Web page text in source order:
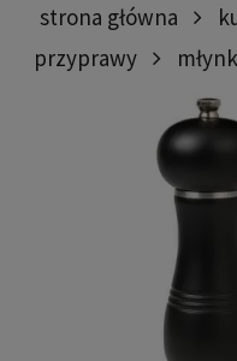
strona główna
przyprawy